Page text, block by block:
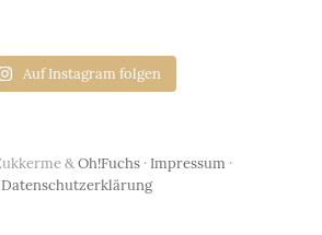
Auf Instagram folgen
&Oh!Fuchs· Impressum ·
Datenschutzerklärung